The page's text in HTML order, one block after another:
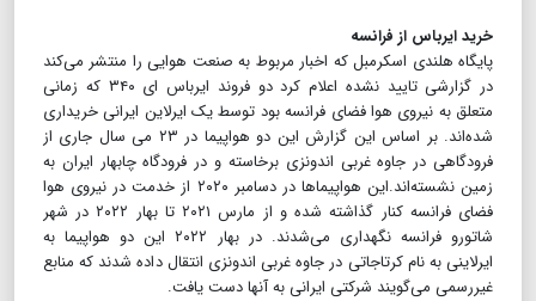
خرید ایرباس از فرانسه
پایگاه هلندی اسکرمبل که اخبار مربوط به صنعت هوایی را منتشر می‌کند
در گزارشی تایید نشده اعلام کرد دو فروند ایرباس ای ۳۴۰ که زمانی
متعلق به نیروی هوا فضای فرانسه بود توسط یک ایرلاین ایرانی خریداری
شده‌اند. بر اساس این گزارش این دو هواپیما در ۲۳ می سال جاری از
فرودگاهی در جاوه غربی اندونزی برخاسته و در فرودگاه چابهار ایران به
زمین نشسته‌اند.این هواپیماها در دسامبر ۲۰۲۰ از خدمت در نیروی هوا
فضای فرانسه کنار گذاشته شده و از مارس ۲۰۲۱ تا بهار ۲۰۲۲ در شهر
شاتورو فرانسه نگهداری می‌شدند. در بهار ۲۰۲۲ این دو هواپیما به
ایرلاینی به نام کرتاجاتی در جاوه غربی اندونزی انتقال داده شدند که منابع
غیررسمی می‌گویند شرکتی ایرانی به آنها دست یافت.